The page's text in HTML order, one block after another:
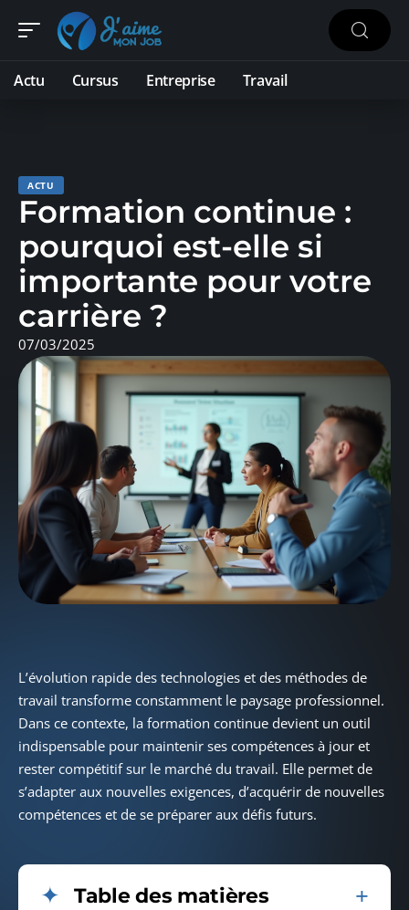
Actu Cursus Entreprise Travail
ACTU
Formation continue :
pourquoi est-elle si
importante pour votre
carrière ?
07/03/2025
L’évolution rapide des technologies et des méthodes de
travail transforme constamment le paysage professionnel.
Dans ce contexte, la formation continue devient un outil
indispensable pour maintenir ses compétences à jour et
rester compétitif sur le marché du travail. Elle permet de
s’adapter aux nouvelles exigences, d’acquérir de nouvelles
compétences et de se préparer aux défis futurs.
Table des matières